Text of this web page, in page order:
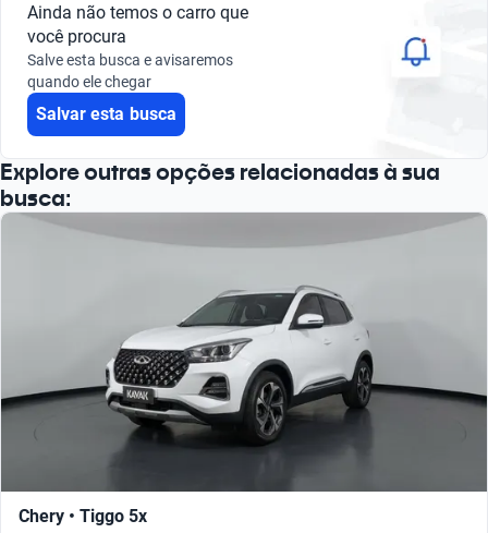
Busque por modelo
Busque por versão
Ainda não temos o carro que
você procura
Salve esta busca e avisaremos
quando ele chegar
Salvar esta busca
Explore outras opções relacionadas à sua
busca:
Chery • Tiggo 5x